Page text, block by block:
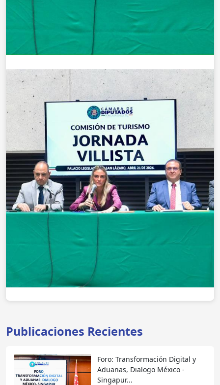
Publicaciones Recientes
Foro: Transformación Digital y
Aduanas, Dialogo México -
Singapur...